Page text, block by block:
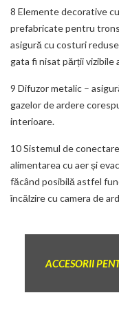
8 Elemente decorative
prefabricate pentru
asigură cu costuri
gata fi nisat părții vizibile
9 Difuzor metalic –
gazelor de ardere
interioare.
10 Sistemul de
alimentarea cu aer și
făcând posibilă astfel
încălzire cu camera de
ACCESORII